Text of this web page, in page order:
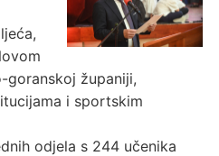
goranskoj županiji,
i sportskim
odjela s 244 učenika